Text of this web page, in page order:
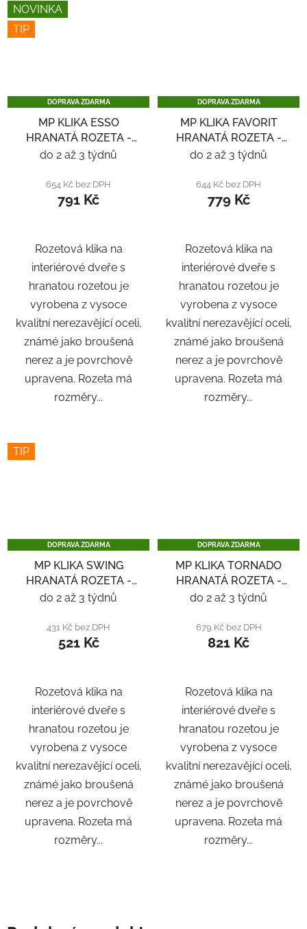
NOVINKA
TIP
DOPRAVA ZDARMA
MP KLIKA ESSO
HRANATÁ ROZETA -
ČERNÁ
do 2 až 3 týdnů
654 Kč bez DPH
791 Kč
Rozetová klika na
interiérové ​​dveře s
hranatou rozetou je
vyrobena z vysoce
kvalitní nerezavějící oceli,
známé jako broušená
nerez a je povrchově
upravena. Rozeta má
rozměry...
DOPRAVA ZDARMA
MP KLIKA FAVORIT
HRANATÁ ROZETA -
ČERNÁ
do 2 až 3 týdnů
644 Kč bez DPH
779 Kč
Rozetová klika na
interiérové ​​dveře s
hranatou rozetou je
vyrobena z vysoce
kvalitní nerezavějící oceli,
známé jako broušená
nerez a je povrchově
upravena. Rozeta má
rozměry...
TIP
DOPRAVA ZDARMA
MP KLIKA SWING
HRANATÁ ROZETA -
NEREZ
do 2 až 3 týdnů
431 Kč bez DPH
521 Kč
Rozetová klika na
interiérové ​​dveře s
hranatou rozetou je
vyrobena z vysoce
kvalitní nerezavějící oceli,
známé jako broušená
nerez a je povrchově
upravena. Rozeta má
rozměry...
DOPRAVA ZDARMA
MP KLIKA TORNADO
HRANATÁ ROZETA -
NEREZ
do 2 až 3 týdnů
679 Kč bez DPH
821 Kč
Rozetová klika na
interiérové ​​dveře s
hranatou rozetou je
vyrobena z vysoce
kvalitní nerezavějící oceli,
známé jako broušená
nerez a je povrchově
upravena. Rozeta má
rozměry...